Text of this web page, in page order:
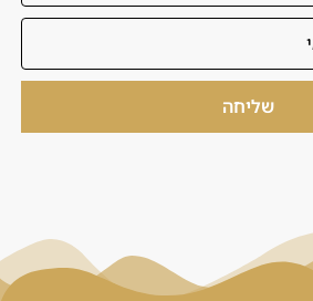
לדובאי
יכולה להתחבר לשיקולי ויזה או
נכס רק בגלל ויזה. קודם בודקים אם
כך אם היא תומכת במטרה רחבה יותר.
האם Umm Suqeim מתאים
שליחה